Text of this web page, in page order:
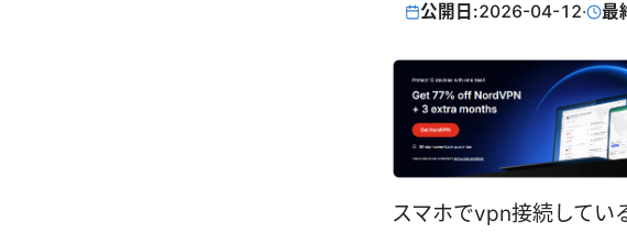
公開日:2026-04-12· 最
スマホでvpn接続してい